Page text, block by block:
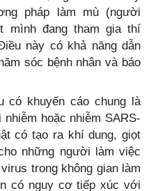
pháp làm mù (người
mình đang tham gia thí
này có khả năng dẫn
sóc bệnh nhân và báo
có khuyến cáo chung là
hoặc nhiễm SARS-
có tạo ra khí dung, giọt
những người làm việc
trong không gian làm
có nguy cơ tiếp xúc với